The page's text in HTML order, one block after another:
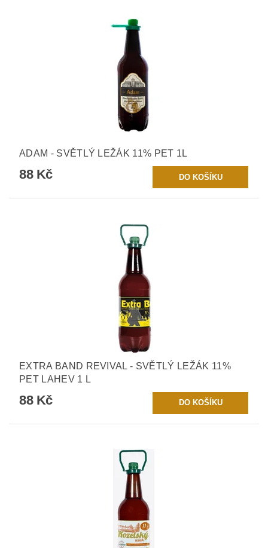
ADAM - SVĚTLÝ LEŽÁK 11% PET 1L
88 Kč
EXTRA BAND REVIVAL - SVĚTLÝ LEŽÁK 11%
PET LAHEV 1 L
88 Kč